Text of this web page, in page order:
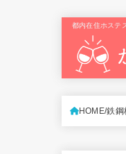
都内在住ホステ
HOME 鉄鋼